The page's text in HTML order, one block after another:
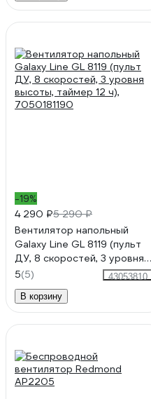
-19%
4 290 ₽5 290 ₽
Вентилятор напольный
Galaxy Line GL 8119 (пульт
ДУ, 8 скоростей, 3 уровня
высоты, таймер 12 ч),
7050181190
5(5)
43053810
В корзину